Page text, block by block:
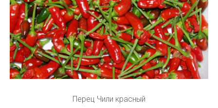
Перец Чили красный